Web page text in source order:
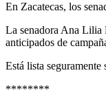
En Zacatecas, los
La senadora Ana Lilia
anticipados de
Está lista seguramente
********